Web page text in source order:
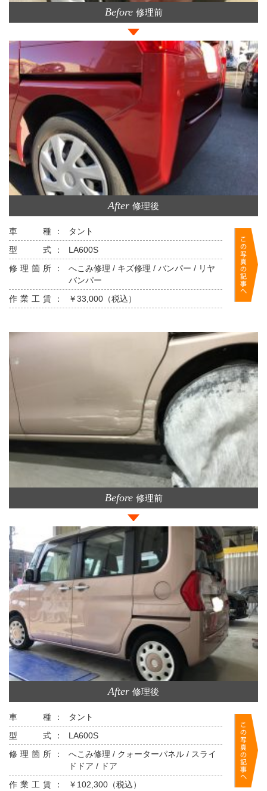
Before 修理前
After 修理後
車 種：
タント
型 式：
LA600S
修理箇所：
へこみ修理 / キズ修理 / バンパー / リヤ
バンパー
作業工賃：
￥33,000（税込）
Before 修理前
After 修理後
車 種：
タント
型 式：
LA600S
修理箇所：
へこみ修理 / クォーターパネル / スライ
ドドア / ドア
作業工賃：
￥102,300（税込）